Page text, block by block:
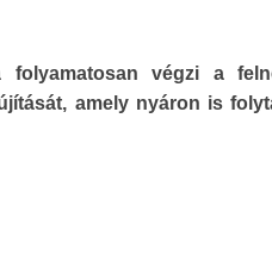
folyamatosan végzi a
amely nyáron is